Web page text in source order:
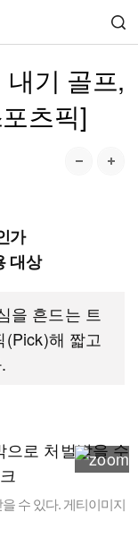
기 골프,
츠픽]
가
대상
을 흔드는 트
해 짧고
수 있다. 게티이미지